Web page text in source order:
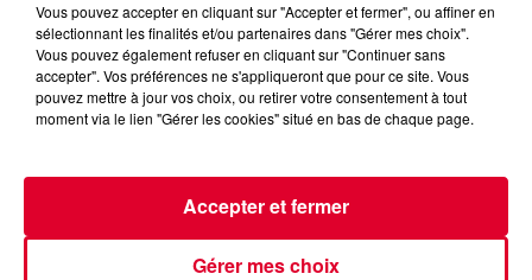
Attention vente de disques à prix bradés en approche !
Vous pouvez accepter en cliquant sur "Accepter et fermer", ou affiner en
sélectionnant les finalités et/ou partenaires dans "Gérer mes choix".
Vous pouvez également refuser en cliquant sur "Continuer sans
accepter". Vos préférences ne s'appliqueront que pour ce site. Vous
pouvez mettre à jour vos choix, ou retirer votre consentement à tout
moment via le lien "Gérer les cookies" situé en bas de chaque page.
Gérer mes choix
Accepter et fermer